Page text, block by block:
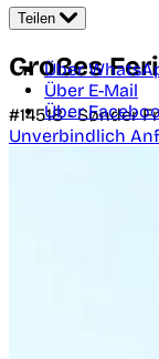
Teilen
Über
Über E-Mail
Über
Großes
#14518 -Sønder
Unverbindlich